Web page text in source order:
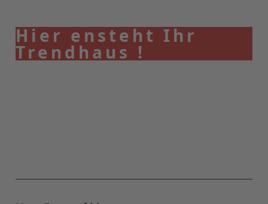
Hier ensteht Ihr
Trendhaus !